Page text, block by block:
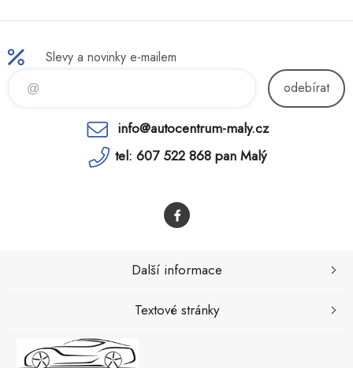
Slevy a novinky e-mailem
odebírat
info@autocentrum-maly.cz
tel: 607 522 868 pan Malý
Další informace
Textové stránky